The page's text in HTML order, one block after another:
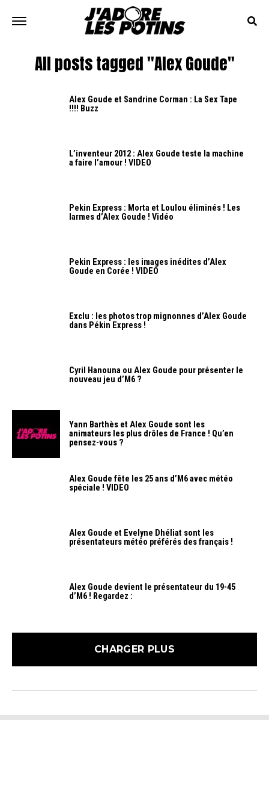
All posts tagged "Alex Goude"
Alex Goude et Sandrine Corman : La Sex Tape
!!!! Buzz
L’inventeur 2012 : Alex Goude teste la machine
a faire l’amour ! VIDEO
Pekin Express : Morta et Loulou éliminés ! Les
larmes d’Alex Goude ! Vidéo
Pekin Express : les images inédites d’Alex
Goude en Corée ! VIDEO
Exclu : les photos trop mignonnes d’Alex Goude
dans Pékin Express !
Cyril Hanouna ou Alex Goude pour présenter le
nouveau jeu d’M6 ?
Yann Barthès et Alex Goude sont les
animateurs les plus drôles de France ! Qu’en
pensez-vous ?
Alex Goude fête les 25 ans d’M6 avec météo
spéciale ! VIDEO
Alex Goude et Evelyne Dhéliat sont les
présentateurs météo préférés des français !
Alex Goude devient le présentateur du 19-45
d’M6 ! Regardez :
CHARGER PLUS